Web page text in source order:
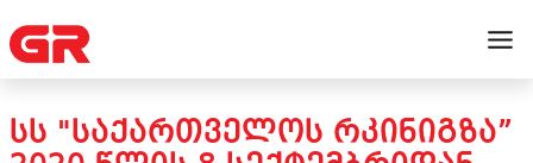
ᲡᲡ "ᲡᲐᲥᲐᲠᲗᲕᲔᲚᲝᲡ ᲠᲙᲘᲜᲘᲒᲖᲐ”